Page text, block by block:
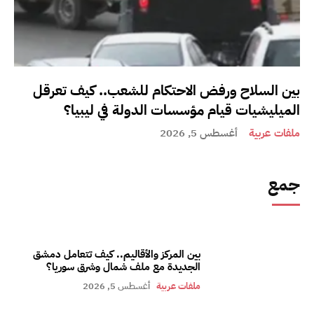
بين السلاح ورفض الاحتكام للشعب.. كيف تعرقل
الميليشيات قيام مؤسسات الدولة في ليبيا؟
ملفات عربية أغسطس 5, 2026
جمع
بين المركز والأقاليم.. كيف تتعامل دمشق
الجديدة مع ملف شمال وشرق سوريا؟
ملفات عربية أغسطس 5, 2026